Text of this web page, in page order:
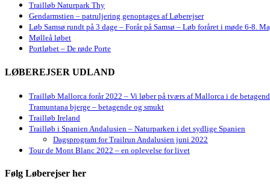
Trailløb Naturpark Thy
Gendarmstien – patruljering genoptages af Løberejser
Løb Samsø rundt på 3 dage – Forår på Samsø – Løb foråret i møde 6-8.
Mølleå løbet
Portløbet – De røde Porte
LØBEREJSER UDLAND
Trailløb Mallorca forår 2022 – Vi løber på tværs af Mallorca i de
Tramuntana bjerge – betagende og smukt
Trailløb Ireland
Trailløb i Spanien Andalusien – Naturparken i det sydlige Spanien
Dagsprogram for Trailrun Andalusien juni 2022
Tour de Mont Blanc 2022 – en oplevelse for livet
Følg Løberejser her